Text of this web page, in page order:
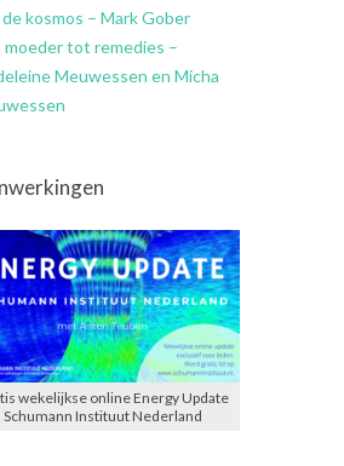
kosmos – Mark Gober
moeder tot remedies –
Meuwessen en Micha
wekelijkse online Energy Update
Schumann Instituut Nederland